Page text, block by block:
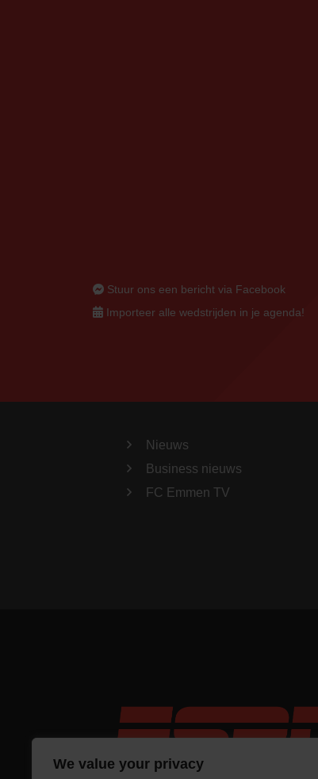
We value your privacy
Stuur ons een bericht via Facebook
Importeer alle wedstrijden in je agenda!
Nieuws
Business nieuws
FC Emmen TV